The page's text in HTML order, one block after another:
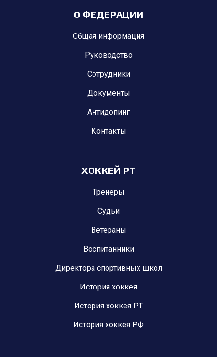
О ФЕДЕРАЦИИ
Общая информация
Руководство
Сотрудники
Документы
Антидопинг
Контакты
ХОККЕЙ РТ
Тренеры
Судьи
Ветераны
Воспитанники
Директора спортивных школ
История хоккея
История хоккея РТ
История хоккея РФ